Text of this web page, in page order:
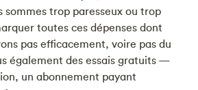
sommes trop paresseux ou trop
toutes ces dépenses dont
pas efficacement, voire pas du
également des essais gratuits —
un abonnement payant